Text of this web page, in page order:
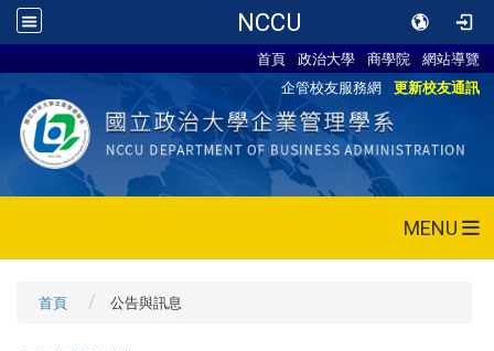
NCCU
首頁 政治大學 商學院
網站導覽
企管校友服務網
更新校友通訊
MENU
首頁 公告與訊息